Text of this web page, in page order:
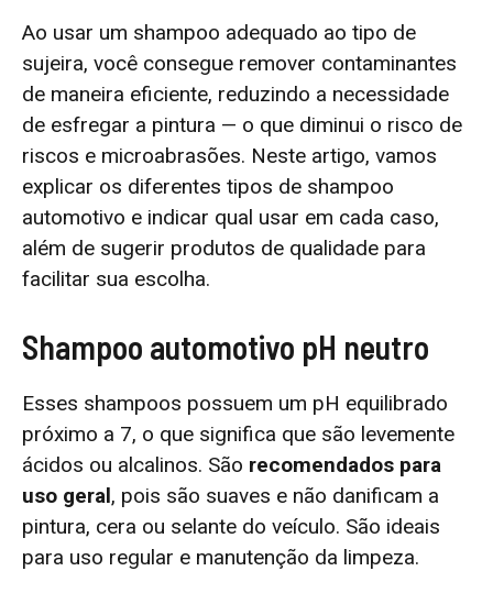
Ao usar um shampoo adequado ao tipo de
sujeira, você consegue remover contaminantes
de maneira eficiente, reduzindo a necessidade
de esfregar a pintura — o que diminui o risco de
riscos e microabrasões. Neste artigo, vamos
explicar os diferentes tipos de shampoo
automotivo e indicar qual usar em cada caso,
além de sugerir produtos de qualidade para
facilitar sua escolha.
Shampoo automotivo pH neutro
Esses shampoos possuem um pH equilibrado
próximo a 7, o que significa que são levemente
ácidos ou alcalinos. São recomendados para
uso geral, pois são suaves e não danificam a
pintura, cera ou selante do veículo. São ideais
para uso regular e manutenção da limpeza.